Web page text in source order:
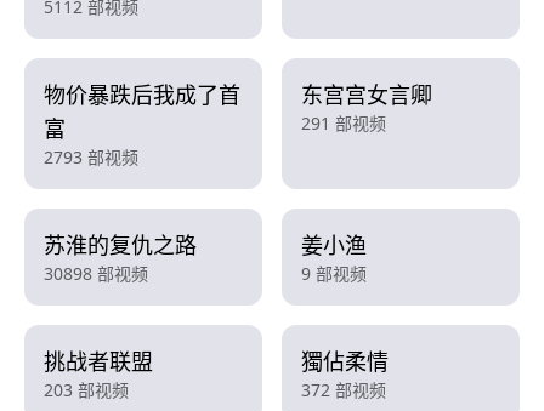
5112 部视频
物价暴跌后我成了首
富
2793 部视频
东宫宫女言卿
291 部视频
苏淮的复仇之路
30898 部视频
姜小渔
9 部视频
挑战者联盟
203 部视频
獨佔柔情
372 部视频